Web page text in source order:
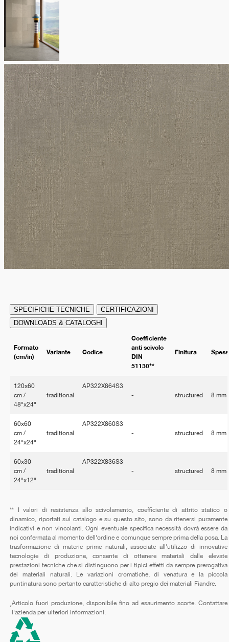
SPECIFICHE TECNICHE
CERTIFICAZIONI
DOWNLOADS & CATALOGHI
Formato
(cm/in)
Variante Codice
Coefficiente
anti scivolo
DIN
51130**
Finitura
120x60
cm /
48"x24"
traditional
AP322X864S3
-
structured 8 mm
60x60
cm /
24"x24"
traditional
AP322X860S3
-
structured 8 mm
60x30
cm /
24"x12"
traditional
AP322X836S3
-
structured 8 mm
** I valori di resistenza allo scivolamento, coefficiente di attrito statico o
dinamico, riportati sul catalogo e su questo sito, sono da ritenersi puramente
indicativi e non vincolanti. Ogni eventuale specifica necessità dovrà essere da
noi confermata al momento dell'ordine e comunque sempre prima della posa. La
trasformazione di materie prime naturali, associate all'utilizzo di innovative
tecnologie di produzione, consente di ottenere materiali dalle elevate
prestazioni tecniche che si distinguono per i tipici effetti da sempre prerogativa
dei materiali naturali. Le variazioni cromatiche, di venatura e la piccola
puntinatura sono pertanto caratteristiche di alto pregio dei materiali Fiandre.
*
Articolo fuori produzione, disponibile fino ad esaurimento scorte. Contattare
l'azienda per ulteriori informazioni.